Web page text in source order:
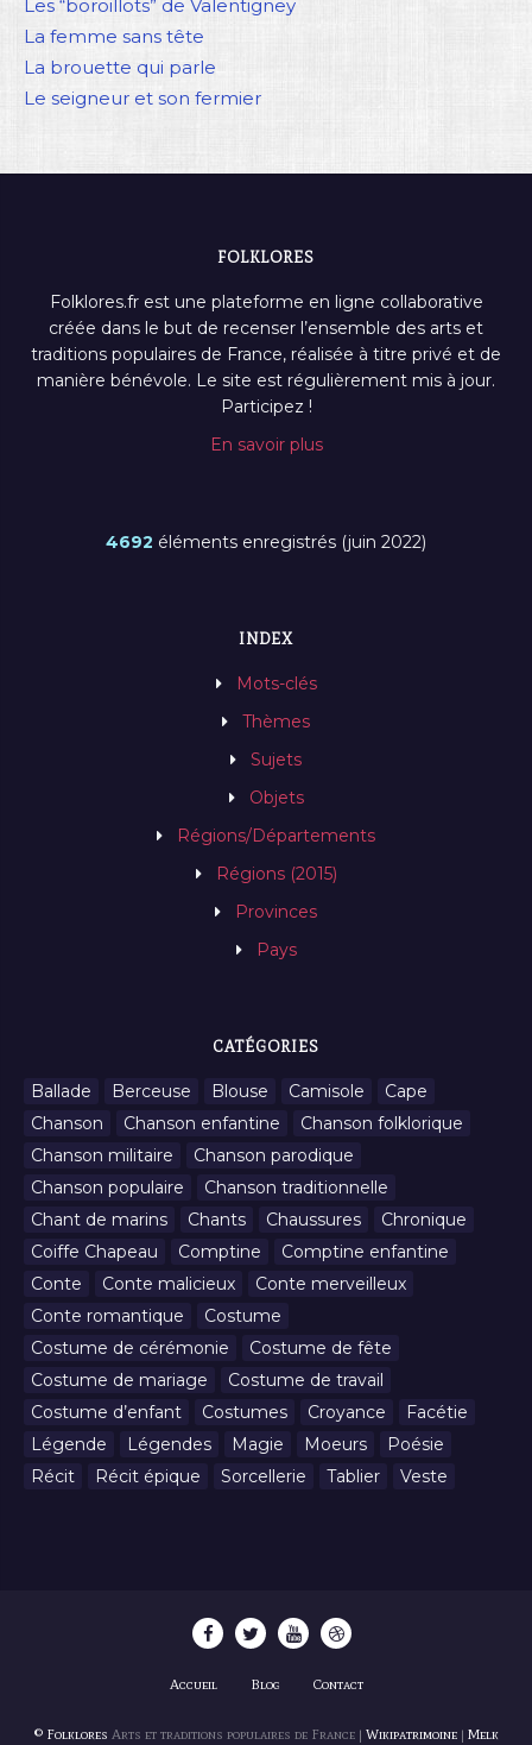
Les “boroillots” de Valentigney
La femme sans tête
La brouette qui parle
Le seigneur et son fermier
FOLKLORES
Folklores.fr est une plateforme en ligne collaborative
créée dans le but de recenser l’ensemble des arts et
traditions populaires de France, réalisée à titre privé et de
manière bénévole. Le site est régulièrement mis à jour.
Participez !
En savoir plus
4692 éléments enregistrés (juin 2022)
INDEX
Mots-clés
Thèmes
Sujets
Objets
Régions/Départements
Régions (2015)
Provinces
Pays
CATÉGORIES
Ballade Berceuse Blouse Camisole
Cape
Chanson
Chanson enfantine
Chanson folklorique
Chanson militaire
Chanson parodique
Chanson populaire
Chanson traditionnelle
Chant de marins
Chants Chaussures
Chronique
Coiffe Chapeau
Comptine
Comptine enfantine
Conte
Conte malicieux
Conte merveilleux
Conte romantique
Costume
Costume de cérémonie
Costume de fête
Costume de mariage
Costume de travail
Costume d’enfant
Costumes Croyance
Facétie
Légende
Légendes Magie Moeurs
Poésie
Récit
Récit épique Sorcellerie Tablier Veste
Accueil Blog Contact
© Folklores Arts et traditions populaires de France | Wikipatrimoine| Melk